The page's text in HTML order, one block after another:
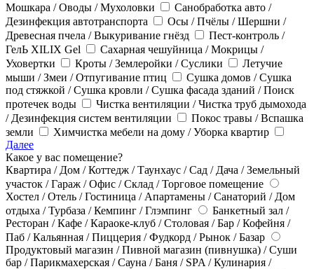
Мошкара / Оводы / Мухоловки
Санобработка авто /
Дезинфекция автотранспорта
Осы / Пчёлы / Шершни /
Древесная пчела / Выкуривание гнёзд
Пест-контроль /
ГелЬ XILIX Gel
Сахарная чешуйница / Мокрицы /
Уховертки
Кроты / Землеройки / Суслики
Летучие
мыши / Змеи / Отпугивание птиц
Сушка домов / Сушка
под стяжкой / Сушка кровли / Сушка фасада зданий / Поиск
протечек воды
Чистка вентиляции / Чистка труб дымохода
/ Дезинфекция систем вентиляции
Покос травы / Вспашка
земли
Химчистка мебели на дому / Уборка квартир
Далее
Какое у вас помещение?
Квартира / Дом / Коттедж / Таунхаус / Сад / Дача / Земельный
участок / Гараж / Офис / Склад / Торговое помещение
Хостел / Отель / Гостиница / Апартамены / Санаторий / Дом
отдыха / Турбаза / Кемпинг / Глэмпинг
Банкетный зал /
Ресторан / Кафе / Караоке-клуб / Столовая / Бар / Кофейня /
Паб / Кальянная / Пиццерия / Фудкорд / Рынок / Базар
Продуктовый магазин / Пивной магазин (пивнушка) / Суши
бар / Парикмахерская / Сауна / Баня / SPA / Кулинария /